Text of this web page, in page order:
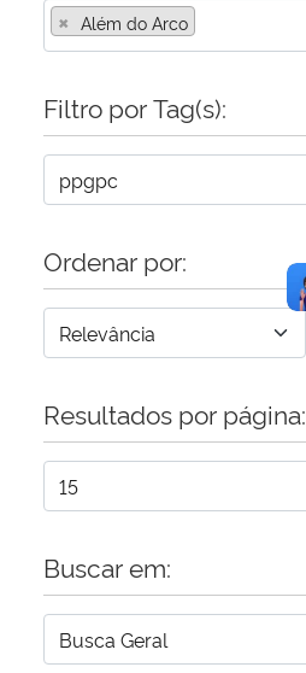
Secretaria-Geral
Gabinete de Segurança Institucional
Advocacia-Geral da União
Banco Central do Brasil
× Além do Arco
Filtro por Tag(s):
Ordenar por:
Resultados por página:
Buscar em: